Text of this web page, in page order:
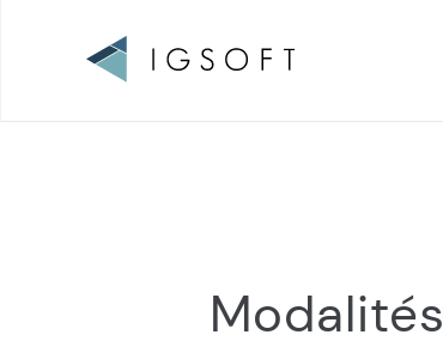
Modalités
Navigation
principale